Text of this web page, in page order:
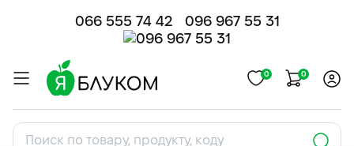
066 555 74 42 096 967 55 31
0 0